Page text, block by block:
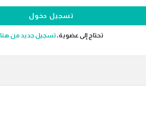
تحتاج إلى عضوية،‫تسجيل جديد من هنا